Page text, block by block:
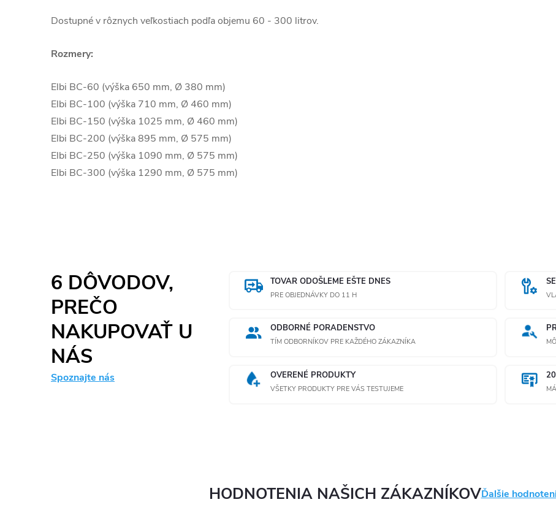
Dostupné v rôznych veľkostiach podľa objemu 60 - 300 litrov.
Rozmery:
Elbi BC-60 (výška 650 mm, Ø 380 mm)
Elbi BC-100 (výška 710 mm, Ø 460 mm)
Elbi BC-150 (výška 1025 mm, Ø 460 mm)
Elbi BC-200 (výška 895 mm, Ø 575 mm)
Elbi BC-250 (výška 1090 mm, Ø 575 mm)
Elbi BC-300 (výška 1290 mm, Ø 575 mm)
6 DÔVODOV,
PREČO
NAKUPOVAŤ U
NÁS
Spoznajte nás
TOVAR ODOŠLEME EŠTE DNES
PRE OBJEDNÁVKY DO 11 H
ODBORNÉ PORADENSTVO
TÍM ODBORNÍKOV PRE KAŽDÉHO ZÁKAZNÍKA
OVERENÉ PRODUKTY
VŠETKY PRODUKTY PRE VÁS TESTUJEME
HODNOTENIA NAŠICH ZÁKAZNÍKOVĎalšie